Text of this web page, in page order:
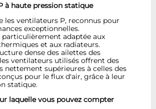
à haute pression statique
les ventilateurs P, reconnus pour
exceptionnelles.
particulièrement adaptée aux
et aux radiateurs.
dense des ailettes des
ventilateurs utilisés offrent des
nettement supérieures à celles des
pour le flux d'air, grâce à leur
statique.
laquelle vous pouvez compter